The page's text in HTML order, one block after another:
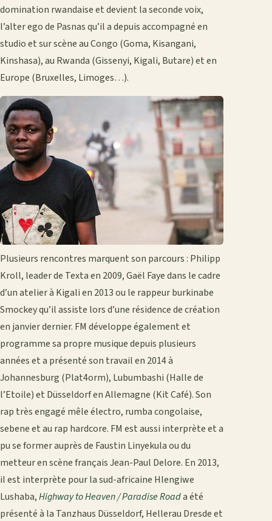
domination rwandaise et devient la seconde voix,
l’alter ego de Pasnas qu’il a depuis accompagné en
studio et sur scène au Congo (Goma, Kisangani,
Kinshasa), au Rwanda (Gissenyi, Kigali, Butare) et en
Europe (Bruxelles, Limoges…).
Plusieurs rencontres marquent son parcours : Philipp
Kroll, leader de Texta en 2009, Gaël Faye dans le cadre
d’un atelier à Kigali en 2013 ou le rappeur burkinabe
Smockey qu’il assiste lors d’une résidence de création
en janvier dernier. FM développe également et
programme sa propre musique depuis plusieurs
années et a présenté son travail en 2014 à
Johannesburg (Plat4orm), Lubumbashi (Halle de
l’Etoile) et Düsseldorf en Allemagne (Kit Café). Son
rap très engagé mêle électro, rumba congolaise,
sebene et au rap hardcore. FM est aussi interprète et a
pu se former auprès de Faustin Linyekula ou du
metteur en scène français Jean-Paul Delore. En 2013,
il est interprète pour la sud-africaine Hlengiwe
Lushaba,Highway to Heaven / Paradise Roada été
présenté à la Tanzhaus Düsseldorf, Hellerau Dresde et